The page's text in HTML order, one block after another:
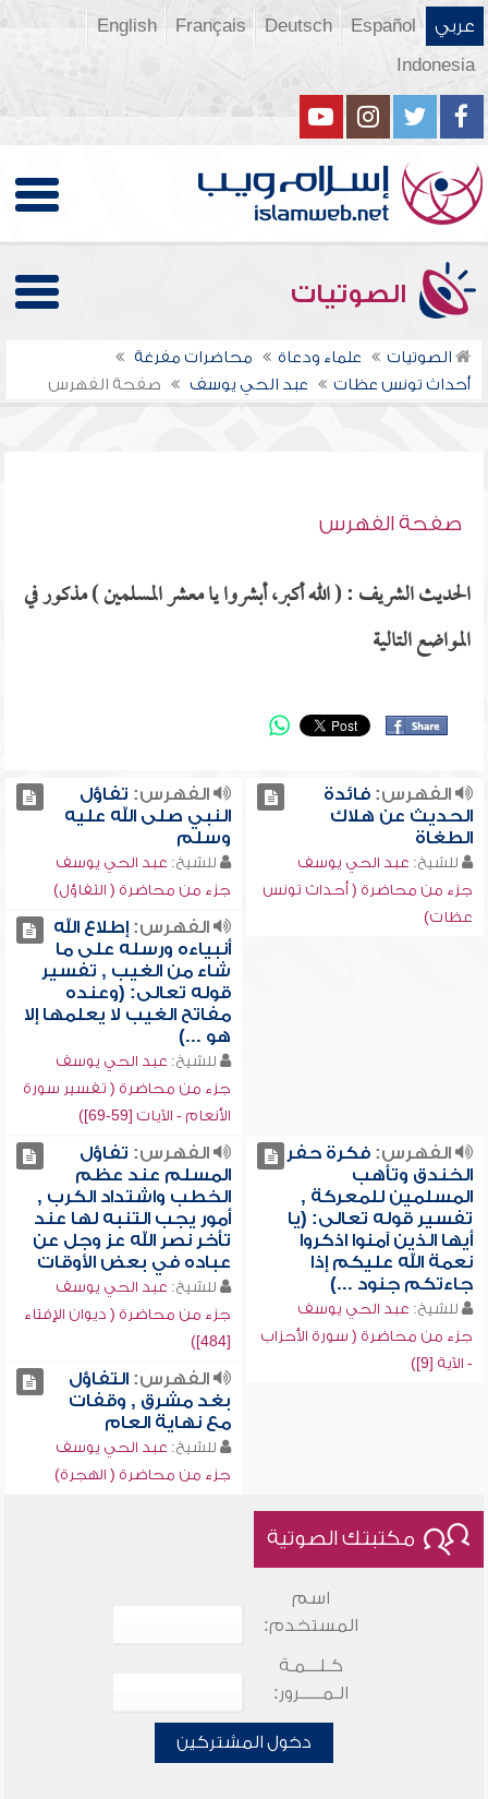
عربي Español
Deutsch
Français
English
Indonesia
الصوتيات
الصوتيات علماء ودعاة
محاضرات مفرغة
أحداث تونس عظات
عبد الحي يوسف صفحة الفهرس
صفحة الفهرس
الحديث الشريف : ( الله أكبر، أبشروا يا معشر المسلمين ) مذكور في
المواضع التالية
الفهرس:فائدة
الحديث عن هلاك
الطغاة
للشيخ: عبد الحي يوسف
جزء من محاضرة ( أحداث تونس
عظات)
الفهرس: تفاؤل
النبي صلى الله عليه
وسلم
للشيخ: عبد الحي يوسف
جزء من محاضرة ( التفاؤل)
الفهرس:إطلاع الله
أنبياءه ورسله على ما
شاء من الغيب , تفسير
قوله تعالى: (وعنده
مفاتح الغيب لا يعلمها إلا
هو ...)
للشيخ: عبد الحي يوسف
جزء من محاضرة ( تفسير سورة
الأنعام - الآيات [59-69])
الفهرس:فكرة حفر
الخندق وتأهب
المسلمين للمعركة ,
تفسير قوله تعالى: (يا
أيها الذين آمنوا اذكروا
نعمة الله عليكم إذا
جاءتكم جنود ...)
للشيخ: عبد الحي يوسف
جزء من محاضرة ( سورة الأحزاب
- الآية [9])
الفهرس: تفاؤل
المسلم عند عظم
الخطب واشتداد الكرب ,
أمور يجب التنبه لها عند
تأخر نصر الله عز وجل عن
عباده في بعض الأوقات
للشيخ: عبد الحي يوسف
جزء من محاضرة ( ديوان الإفتاء
[484])
الفهرس:التفاؤل
بغد مشرق , وقفات
مع نهاية العام
للشيخ: عبد الحي يوسف
جزء من محاضرة ( الهجرة)
مكتبتك الصوتية
اسم
المستخدم:
كـلـــمـة
الـمـــــرور:
دخول المشتركين